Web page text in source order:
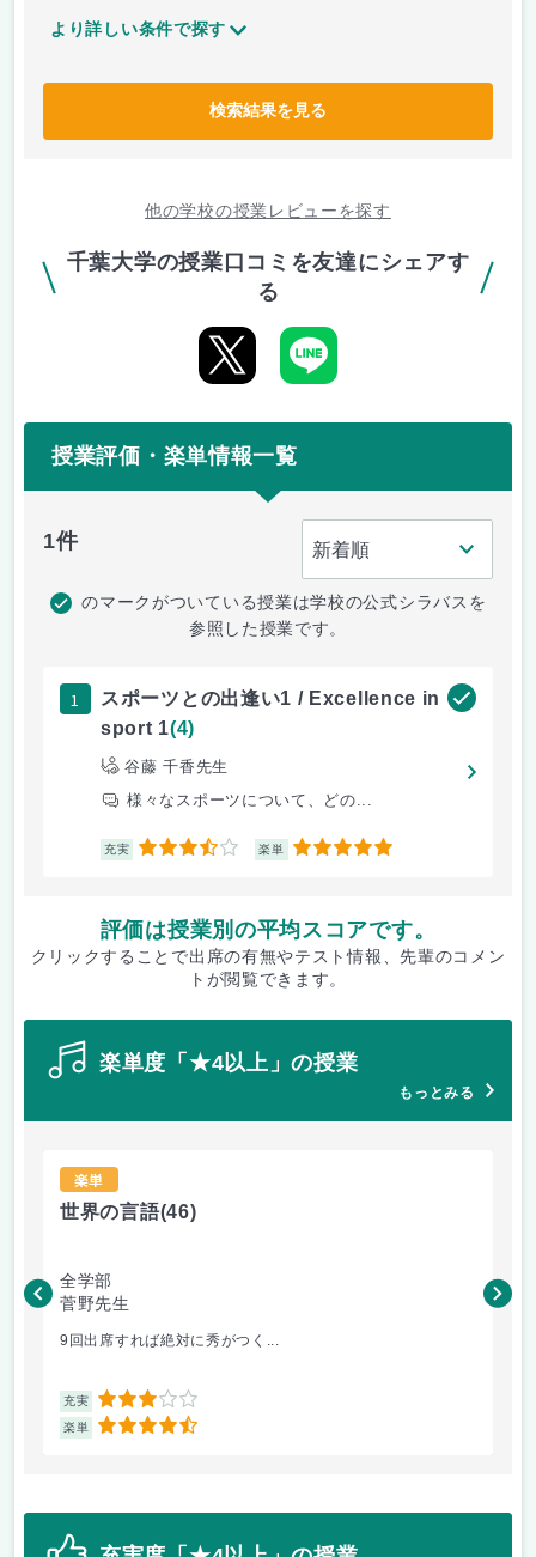
より詳しい条件で探す
検索結果を見る
他の学校の授業レビューを探す
千葉大学の授業口コミを友達にシェアす
る
授業評価・楽単情報一覧
1件
のマークがついている授業は学校の公式シラバスを
参照した授業です。
1
スポーツとの出逢い1 / Excellence in
sport 1(4)
谷藤 千香先生
様々なスポーツについて、どの...
充実 3.5 楽単 5
評価は授業別の平均スコアです。
クリックすることで出席の有無やテスト情報、先輩のコメン
トが閲覧できます。
楽単度「★4以上」の授業
もっとみる
楽単
世界の言語(46)
全学部
菅野先生
9回出席すれば絶対に秀がつく...
充実 3
楽単 4.5
菅